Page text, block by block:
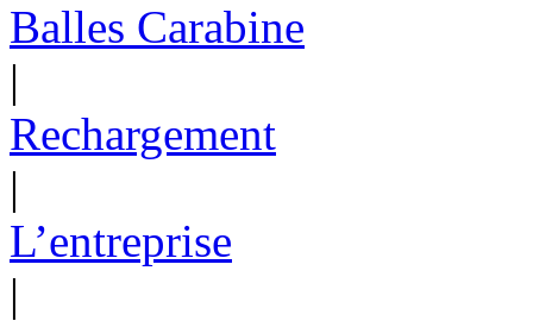
Balles Carabine
|
Rechargement
|
L’entreprise
|